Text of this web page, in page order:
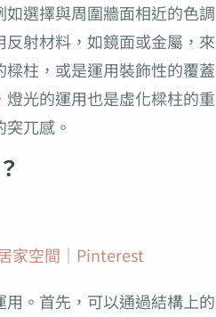
選擇與周圍牆面相近的色調
射材料，如鏡面或金屬，來
柱，或是運用裝飾性的覆蓋
光的運用也是虛化樑柱的重
兀感。
家空間｜Pinterest
。首先，可以通過結構上的